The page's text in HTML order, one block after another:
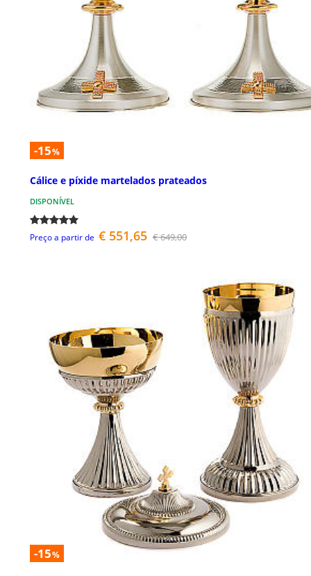
-15%
Cálice e píxide martelados prateados
DISPONÍVEL
Preço a partir de € 551,65 € 649,00
-15%